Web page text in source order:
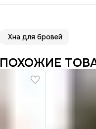
Хна для бровей
ПОХОЖИЕ